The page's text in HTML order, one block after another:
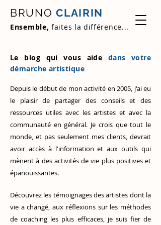
BRUNO CLAIRIN
Ensemble, faites la différence...
Le blog qui vous aide dans votre
démarche artistique
Depuis le début de mon activité en 2005, j'ai eu
le plaisir de partager des conseils et des
ressources utiles avec les artistes et avec la
communauté en général. Je crois que tout le
monde, et pas seulement mes clients, devrait
avoir accès à l'information et aux outils qui
mènent à des activités de vie plus positives et
épanouissantes.
Découvrez les témoignages des artistes dont la
vie a changé, aux réflexions sur les méthodes
de coaching les plus efficaces, je suis fier de